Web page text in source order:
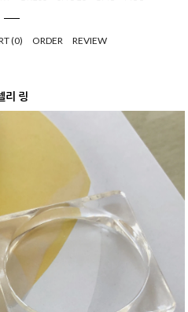
(0) ORDER REVIEW
리 링